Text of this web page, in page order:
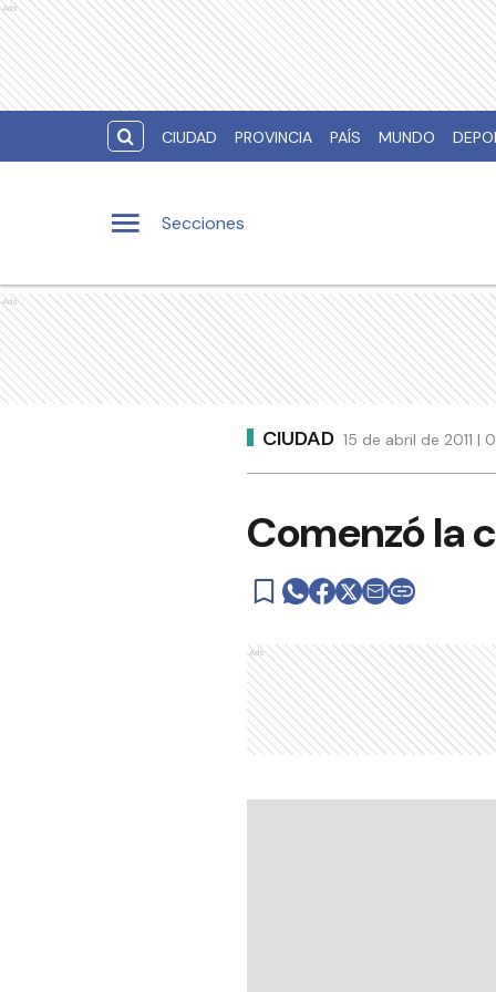
Ads
CIUDAD PROVINCIA PAÍS MUNDO
Secciones
Ads
CIUDAD 15 de abril de 2011 |
Comenzó la
Ads